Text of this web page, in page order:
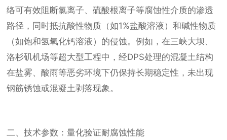
络可有效阻断氯离子、硫酸根离子等腐蚀性介质的渗透
路径，同时抵抗酸性物质（如1%盐酸溶液）和碱性物质
（如饱和氢氧化钙溶液）的侵蚀。例如，在三峡大坝、
洛杉矶机场等超大型工程中，经DPS处理的混凝土结构
在盐雾、酸雨等恶劣环境下仍保持长期稳定性，未出现
钢筋锈蚀或混凝土剥落现象。
二、技术参数：量化验证耐腐蚀性能